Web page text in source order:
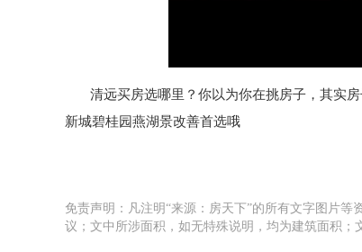
清远买房选哪里？你以为你在挑房子，其实
新城碧桂园燕湖景改善首选哦
免责声明：凡注明“来源：房天下”的所有文字图片
议；文中所涉面积，如无特殊说明，均为建筑面积；